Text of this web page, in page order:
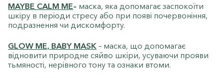
MAYBE CALM ME– маска, яка допомагає заспокоїти
шкіру в періоди стресу або при появі почервоніння,
подразнення чи дискомфорту.
GLOW ME, BABY MASK – маска, що допомагає
відновити природне сяйво шкіри, усуваючи прояви
тьмяності, нерівного тону та ознаки втоми.